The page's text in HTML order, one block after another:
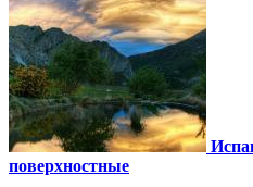
поверхностные